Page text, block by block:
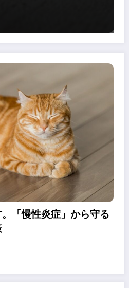
「慢性炎症」から守る